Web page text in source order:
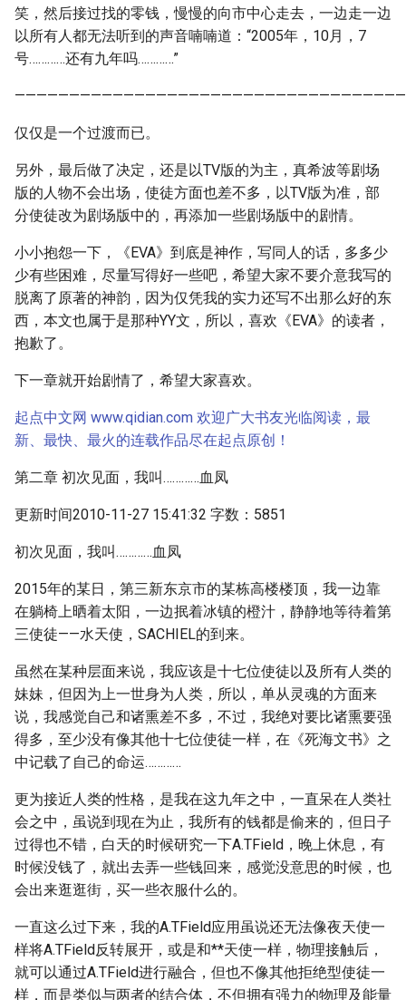
笑，然后接过找的零钱，慢慢的向市中心走去，一边走一边
以所有人都无法听到的声音喃喃道：“2005年，10月，7
号…………还有九年吗…………”
仅仅是一个过渡而已。
另外，最后做了决定，还是以TV版的为主，真希波等剧场
版的人物不会出场，使徒方面也差不多，以TV版为准，部
分使徒改为剧场版中的，再添加一些剧场版中的剧情。
小小抱怨一下，《EVA》到底是神作，写同人的话，多多少
少有些困难，尽量写得好一些吧，希望大家不要介意我写的
脱离了原著的神韵，因为仅凭我的实力还写不出那么好的东
西，本文也属于是那种YY文，所以，喜欢《EVA》的读者，
抱歉了。
下一章就开始剧情了，希望大家喜欢。
起点中文网 www.qidian.com 欢迎广大书友光临阅读，最
新、最快、最火的连载作品尽在起点原创！
第二章 初次见面，我叫…………血凤
更新时间2010-11-27 15:41:32 字数：5851
初次见面，我叫…………血凤
2015年的某日，第三新东京市的某栋高楼楼顶，我一边靠
在躺椅上晒着太阳，一边抿着冰镇的橙汁，静静地等待着第
三使徒——水天使，SACHIEL的到来。
虽然在某种层面来说，我应该是十七位使徒以及所有人类的
妹妹，但因为上一世身为人类，所以，单从灵魂的方面来
说，我感觉自己和诸熏差不多，不过，我绝对要比诸熏要强
得多，至少没有像其他十七位使徒一样，在《死海文书》之
中记载了自己的命运…………
更为接近人类的性格，是我在这九年之中，一直呆在人类社
会之中，虽说到现在为止，我所有的钱都是偷来的，但日子
过得也不错，白天的时候研究一下A.TField，晚上休息，有
时候没钱了，就出去弄一些钱回来，感觉没意思的时候，也
会出来逛逛街，买一些衣服什么的。
一直这么过下来，我的A.TField应用虽说还无法像夜天使一
样将A.TField反转展开，或是和**天使一样，物理接触后，
就可以通过A.TField进行融合，但也不像其他拒绝型使徒一
样，而是类似与两者的结合体，不但拥有强力的物理及能量